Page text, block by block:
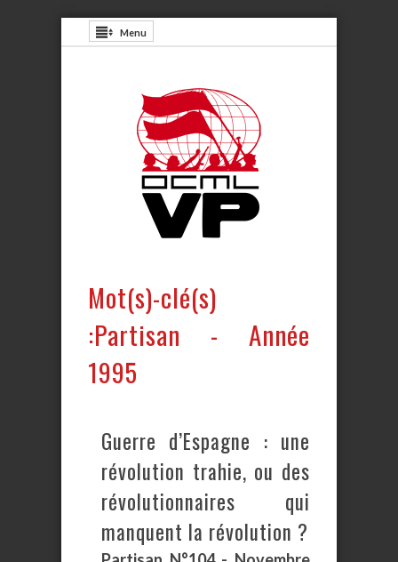
Menu
Mot(s)-clé(s)
:Partisan - Année
1995
Guerre d’Espagne : une
révolution trahie, ou des
révolutionnaires qui
manquent la révolution ?